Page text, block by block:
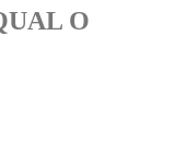
O